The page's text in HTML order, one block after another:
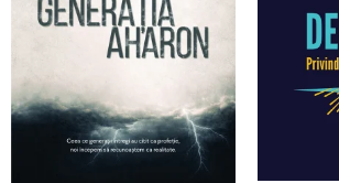
Lupta Spirituala
Schimbarea caracterului
Suferinta
Viata din belsug
Viata de zi cu zi